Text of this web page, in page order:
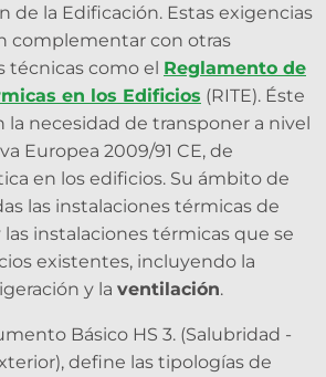
de la Edificación. Estas exigencias
complementar con otras
técnicas como el Reglamento de
en los Edificios (RITE). Éste
la necesidad de transponer a nivel
Europea 2009/91 CE, de
en los edificios. Su ámbito de
las instalaciones térmicas de
instalaciones térmicas que se
existentes, incluyendo la
y la ventilación.
Básico HS 3. (Salubridad -
define las tipologías de